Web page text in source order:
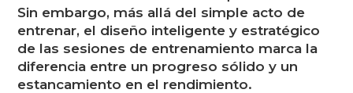
Sin embargo, más allá del simple acto de
entrenar, el diseño inteligente y estratégico
de las sesiones de entrenamiento marca la
diferencia entre un progreso sólido y un
estancamiento en el rendimiento.